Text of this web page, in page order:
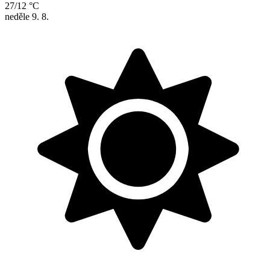
27/12 °C
neděle 9. 8.